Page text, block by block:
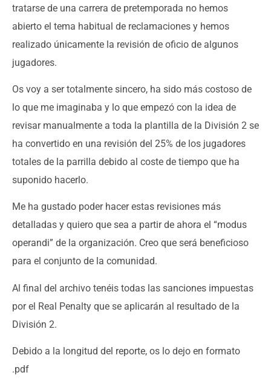
tratarse de una carrera de pretemporada no hemos
abierto el tema habitual de reclamaciones y hemos
realizado únicamente la revisión de oficio de algunos
jugadores.
Os voy a ser totalmente sincero, ha sido más costoso de
lo que me imaginaba y lo que empezó con la idea de
revisar manualmente a toda la plantilla de la División 2 se
ha convertido en una revisión del 25% de los jugadores
totales de la parrilla debido al coste de tiempo que ha
suponido hacerlo.
Me ha gustado poder hacer estas revisiones más
detalladas y quiero que sea a partir de ahora el “modus
operandi” de la organización. Creo que será beneficioso
para el conjunto de la comunidad.
Al final del archivo tenéis todas las sanciones impuestas
por el Real Penalty que se aplicarán al resultado de la
División 2.
Debido a la longitud del reporte, os lo dejo en formato
.pdf